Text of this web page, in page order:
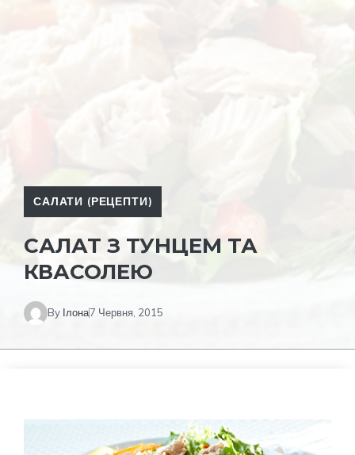
САЛАТИ (РЕЦЕПТИ)
САЛАТ З ТУНЦЕМ ТА
КВАСОЛЕЮ
By Ілона7 Червня, 2015